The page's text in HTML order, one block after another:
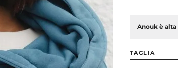
Anouk è alta
TAGLIA